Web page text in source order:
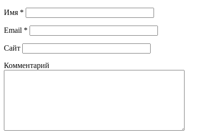
Имя *
Email *
Сайт
Комментарий